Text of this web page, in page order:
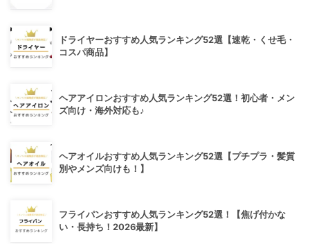
ドライヤーおすすめ人気ランキング52選【速乾・くせ毛・
コスパ商品】
ヘアアイロンおすすめ人気ランキング52選！初心者・メン
ズ向け・海外対応も♪
ヘアオイルおすすめ人気ランキング52選【プチプラ・髪質
別やメンズ向けも！】
フライパンおすすめ人気ランキング52選！【焦げ付かな
い・長持ち！2026最新】